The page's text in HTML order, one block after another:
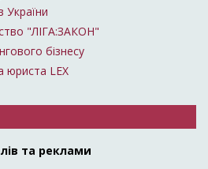
України
"ЛІГА:ЗАКОН"
бізнесу
LEX
та реклами